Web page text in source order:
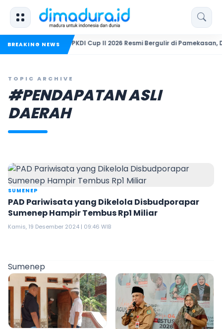
BREAKING NEWSPKDI Cup II 2026 Resmi Bergulir di Pamekasan, Desa
TOPIC ARCHIVE
#PENDAPATAN ASLI
DAERAH
SUMENEP
PAD Pariwisata yang Dikelola Disbudporapar
Sumenep Hampir Tembus Rp1 Miliar
Kamis, 19 Desember 2024 | 09:46 WIB
Sumenep